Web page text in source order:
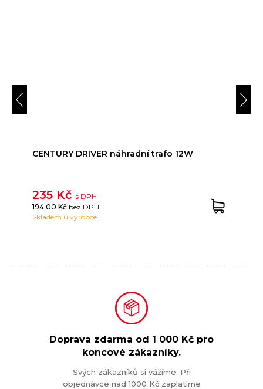
CENTURY DRIVER náhradní trafo 12W
235 Kčs DPH
194.00 Kč bez DPH
Skladem u výrobce
Doprava zdarma od 1 000 Kč pro
koncové zákazníky.
Svých zákazníků si vážíme. Při
objednávce nad 1000 Kč zaplatíme